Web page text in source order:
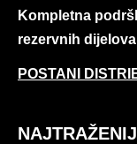
Kompletna
rezervnih
POSTANI